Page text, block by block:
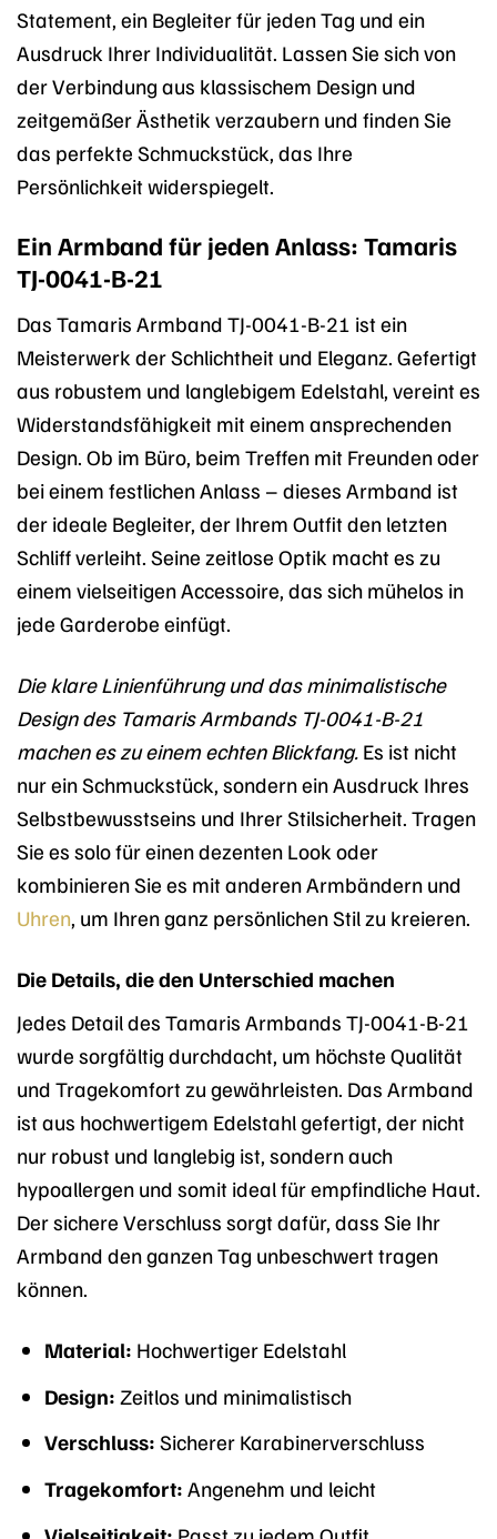
Statement, ein Begleiter für jeden Tag und ein
Ausdruck Ihrer Individualität. Lassen Sie sich von
der Verbindung aus klassischem Design und
zeitgemäßer Ästhetik verzaubern und finden Sie
das perfekte Schmuckstück, das Ihre
Persönlichkeit widerspiegelt.
Ein Armband für jeden Anlass: Tamaris
TJ-0041-B-21
Das Tamaris Armband TJ-0041-B-21 ist ein
Meisterwerk der Schlichtheit und Eleganz. Gefertigt
aus robustem und langlebigem Edelstahl, vereint es
Widerstandsfähigkeit mit einem ansprechenden
Design. Ob im Büro, beim Treffen mit Freunden oder
bei einem festlichen Anlass – dieses Armband ist
der ideale Begleiter, der Ihrem Outfit den letzten
Schliff verleiht. Seine zeitlose Optik macht es zu
einem vielseitigen Accessoire, das sich mühelos in
jede Garderobe einfügt.
Die klare Linienführung und das minimalistische
Design des Tamaris Armbands TJ-0041-B-21
machen es zu einem echten Blickfang. Es ist nicht
nur ein Schmuckstück, sondern ein Ausdruck Ihres
Selbstbewusstseins und Ihrer Stilsicherheit. Tragen
Sie es solo für einen dezenten Look oder
kombinieren Sie es mit anderen Armbändern und
Uhren, um Ihren ganz persönlichen Stil zu kreieren.
Die Details, die den Unterschied machen
Jedes Detail des Tamaris Armbands TJ-0041-B-21
wurde sorgfältig durchdacht, um höchste Qualität
und Tragekomfort zu gewährleisten. Das Armband
ist aus hochwertigem Edelstahl gefertigt, der nicht
nur robust und langlebig ist, sondern auch
hypoallergen und somit ideal für empfindliche Haut.
Der sichere Verschluss sorgt dafür, dass Sie Ihr
Armband den ganzen Tag unbeschwert tragen
können.
Material: Hochwertiger Edelstahl
Design: Zeitlos und minimalistisch
Verschluss: Sicherer Karabinerverschluss
Tragekomfort: Angenehm und leicht